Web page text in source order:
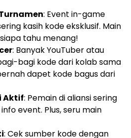
: Event in-game
kasih kode eksklusif. Main
tahu menang!
: Banyak YouTuber atau
bagi kode dari kolab sama
dapet kode bagus dari
Aktif: Pemain di aliansi sering
event. Plus, seru main
: Cek sumber kode dengan